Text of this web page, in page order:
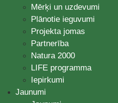
Mērķi un uzdevumi
Plānotie ieguvumi
Projekta jomas
Partnerība
Natura 2000
LIFE programma
Iepirkumi
Jaunumi